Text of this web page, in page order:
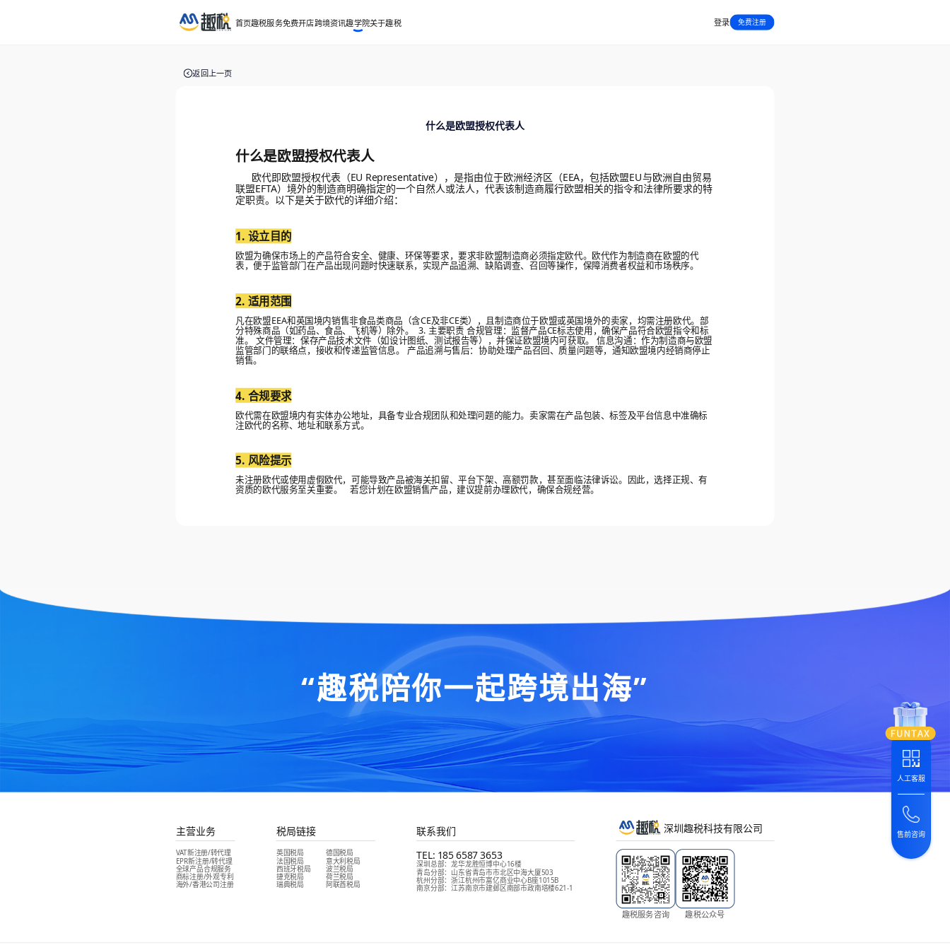
人工客服
售前咨询
首页趣税服务免费开店跨境资讯趣学院关于趣税 登录 免费注册
返回上一页
什么是欧盟授权代表人
什么是欧盟授权代表人
欧代即欧盟授权代表（EU Representative），是指由位于欧洲经济区（EEA，包括欧盟EU与欧洲自由贸易
联盟EFTA）境外的制造商明确指定的一个自然人或法人，代表该制造商履行欧盟相关的指令和法律所要求的特
定职责。以下是关于欧代的详细介绍：
1. 设立目的
欧盟为确保市场上的产品符合安全、健康、环保等要求，要求非欧盟制造商必须指定欧代。欧代作为制造商在欧盟的代
表，便于监管部门在产品出现问题时快速联系，实现产品追溯、缺陷调查、召回等操作，保障消费者权益和市场秩序。
2. 适用范围
凡在欧盟EEA和英国境内销售非食品类商品（含CE及非CE类），且制造商位于欧盟或英国境外的卖家，均需注册欧代。部
分特殊商品（如药品、食品、飞机等）除外。 3. 主要职责 合规管理：监督产品CE标志使用，确保产品符合欧盟指令和标
准。 文件管理：保存产品技术文件（如设计图纸、测试报告等），并保证欧盟境内可获取。 信息沟通：作为制造商与欧盟
监管部门的联络点，接收和传递监管信息。 产品追溯与售后：协助处理产品召回、质量问题等，通知欧盟境内经销商停止
销售。
4. 合规要求
欧代需在欧盟境内有实体办公地址，具备专业合规团队和处理问题的能力。卖家需在产品包装、标签及平台信息中准确标
注欧代的名称、地址和联系方式。
5. 风险提示
未注册欧代或使用虚假欧代，可能导致产品被海关扣留、平台下架、高额罚款，甚至面临法律诉讼。因此，选择正规、有
资质的欧代服务至关重要。 若您计划在欧盟销售产品，建议提前办理欧代，确保合规经营。
“趣税陪你一起跨境出海”
主营业务
VAT新注册/转代理
EPR新注册/转代理
全球产品合规服务
商标注册/外观专利
海外/香港公司注册
税局链接
英国税局
德国税局
法国税局
意大利税局
西班牙税局 波兰税局
捷克税局 荷兰税局
瑞典税局 阿联酋税局
联系我们
TEL: 185 6587 3653
深圳总部：龙华龙胜恒博中心16楼
青岛分部： 山东省青岛市市北区中海大厦503
杭州分部：浙江杭州市富亿商业中心B座1015B
南京分部：江苏南京市建邺区南部市政南塔楼621-1
深圳趣税科技有限公司
趣税服务咨询 趣税公众号